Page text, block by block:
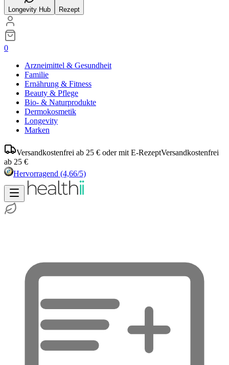
Longevity Hub Rezept
0
Arzneimittel & Gesundheit
Familie
Ernährung & Fitness
Beauty & Pflege
Bio- & Naturprodukte
Dermokosmetik
Longevity
Marken
Versandkostenfrei ab 25 € oder mit E-RezeptVersandkostenfrei
ab 25 €
Hervorragend (4,66/5)